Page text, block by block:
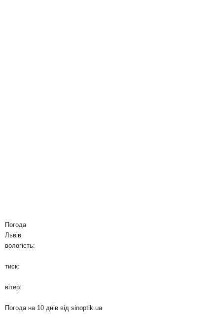
Погода
Львів
вологість:
тиск:
вітер:
Погода на 10 днів від sinoptik.ua